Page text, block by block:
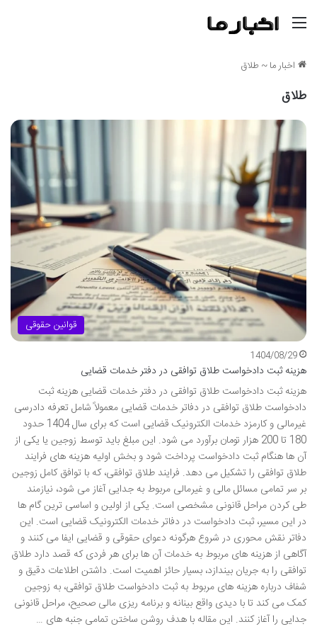
اخبار ما~ طلاق
طلاق
قوانین حقوقی
1404/08/29
هزینه ثبت دادخواست طلاق توافقی در دفتر خدمات قضایی
هزینه ثبت دادخواست طلاق توافقی در دفتر خدمات قضایی هزینه ثبت
دادخواست طلاق توافقی در دفاتر خدمات قضایی معمولاً شامل تعرفه دادرسی
غیرمالی و کارمزد خدمات الکترونیک قضایی است که برای سال 1404 حدود
180 تا 200 هزار تومان برآورد می شود. این مبلغ باید توسط زوجین یا یکی از
آن ها هنگام ثبت دادخواست پرداخت شود و بخش اولیه هزینه های فرایند
طلاق توافقی را تشکیل می دهد. فرایند طلاق توافقی، که با توافق کامل زوجین
بر سر تمامی مسائل مالی و غیرمالی مربوط به جدایی آغاز می شود، نیازمند
طی کردن مراحل قانونی مشخصی است. یکی از اولین و اساسی ترین گام ها
در این مسیر، ثبت دادخواست در دفاتر خدمات الکترونیک قضایی است. این
دفاتر نقش محوری در شروع هرگونه دعوای حقوقی و قضایی ایفا می کنند و
آگاهی از هزینه های مربوط به خدمات آن ها برای هر فردی که قصد دارد طلاق
توافقی را به جریان بیندازد، بسیار حائز اهمیت است. داشتن اطلاعات دقیق و
شفاف درباره هزینه های مربوط به ثبت دادخواست طلاق توافقی، به زوجین
کمک می کند تا با دیدی واقع بینانه و برنامه ریزی مالی صحیح، مراحل قانونی
جدایی را آغاز کنند. این مقاله با هدف روشن ساختن تمامی جنبه های …